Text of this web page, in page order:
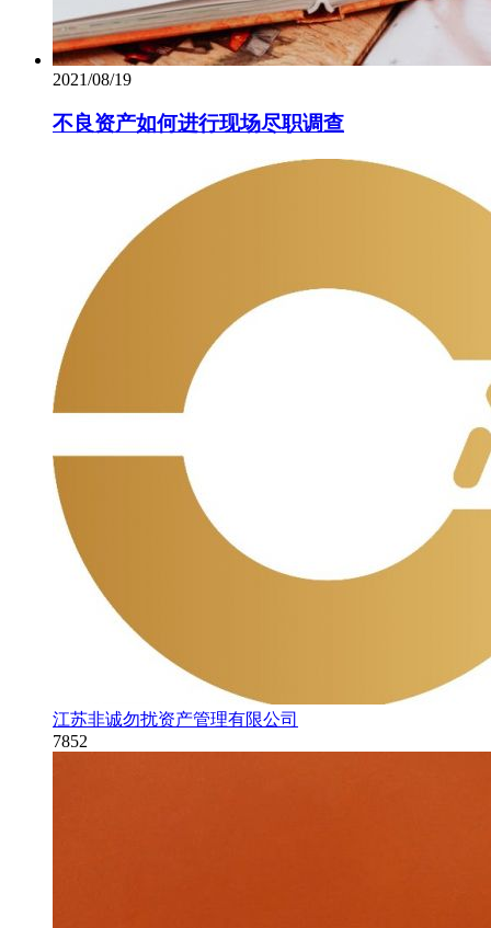
2021/08/19
不良资产如何进行现场尽职调查
江苏非诚勿扰资产管理有限公司
7852